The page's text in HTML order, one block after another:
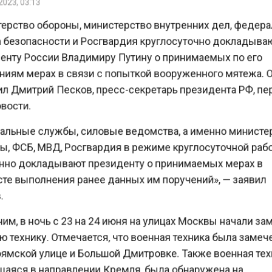
обороны, министерство внутренних дел,
и Росгвардия круглосуточно
России Владимиру Путину о принимаемых по его
мерах в связи с попыткой вооруженного
Песков, пресс-секретарь президента РФ,
службы, силовые ведомства, а именно
ФСБ, МВД, Росгвардия в режиме круглосуточной
докладывают президенту о принимаемых мерах в
выполнения ранее данных им поручений», —
в ночь с 23 на 24 июня на улицах Москвы начали
Отмечается, что военная техника была
улице и Большой Дмитровке. Также военная